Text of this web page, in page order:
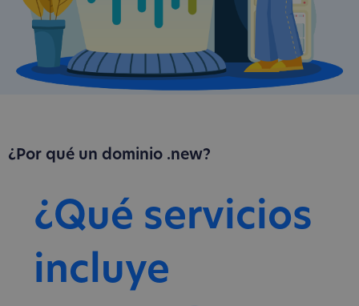
¿Por qué un dominio .new?
¿Qué servicios
incluye